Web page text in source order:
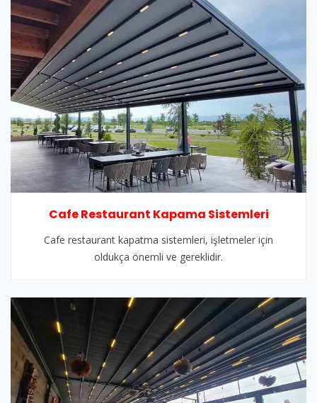
Cafe Restaurant Kapama Sistemleri
Cafe restaurant kapatma sistemleri, işletmeler için
oldukça önemli ve gereklidir.